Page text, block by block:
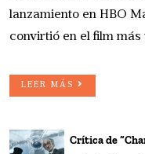
lanzamiento en HBO
convirtió en el film
LEER MÁS
Crítica de